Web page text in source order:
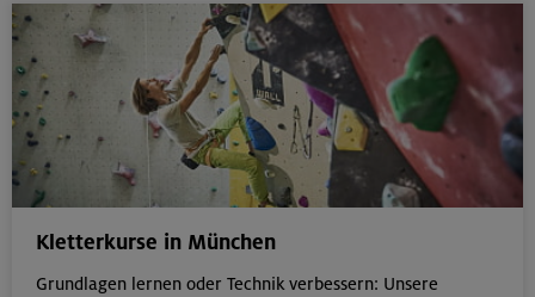
Kletterkurse in München
Grundlagen lernen oder Technik verbessern: Unsere